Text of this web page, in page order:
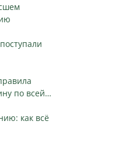
по всей
как всё